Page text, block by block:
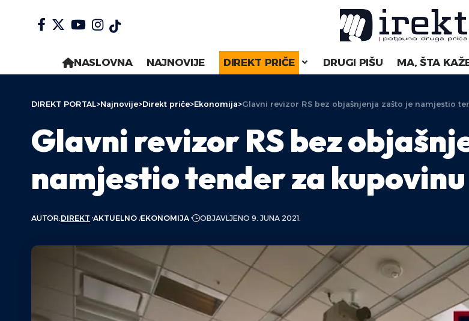
NASLOVNA NAJNOVIJE DIREKT PRIČE DRUGI PIŠU MA, ŠTA
DIREKT PORTAL>Najnovije>Direkt priče>Ekonomija>Glavni revizor RS bez objašnjenja zašto je namjestio
Glavni revizor RS bez
namjestio tender za
AUTOR:DIREKT AKTUELNO EKONOMIJA OBJAVLJENO 9. JUNA 2021.